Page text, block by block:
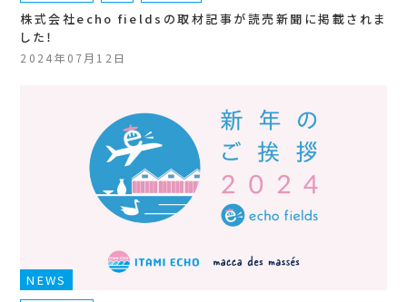
株式会社echo fieldsの取材記事が読売新聞に掲載されま
した！
2024年07月12日
NEWS